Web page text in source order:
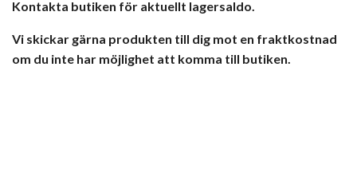
Kontakta butiken för aktuellt lagersaldo.
Vi skickar gärna produkten till dig mot en fraktkostnad
om du inte har möjlighet att komma till butiken.